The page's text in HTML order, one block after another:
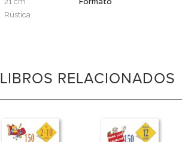
Rústica
LIBROS RELACIONADOS